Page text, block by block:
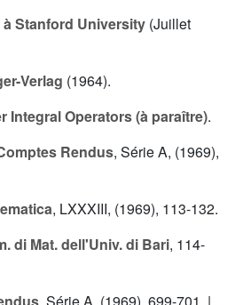
Stanford University (Juillet
Verlag (1964).
Integral Operators (à paraître).
Rendus, Série A, (1969),
, LXXXIII, (1969), 113-132.
di Mat. dell'Univ. di Bari, 114-